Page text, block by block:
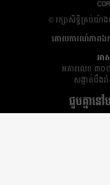
​© រក្សា​សិទ្ធិ​គ្រប់​យ៉ា
គោលការណ៍​ភាព​ឯ
អា
អគារ​លេខ ៣០៨
សង្កាត់បឹង
ជួបគ្នាន